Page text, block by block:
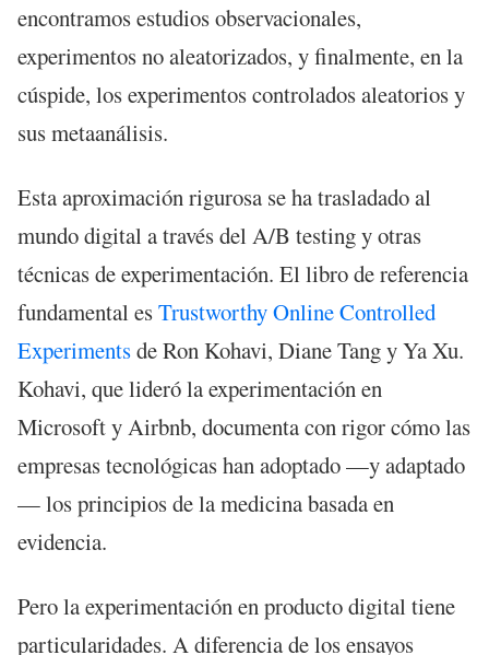
encontramos estudios observacionales,
experimentos no aleatorizados, y finalmente, en la
cúspide, los experimentos controlados aleatorios y
sus metaanálisis.
Esta aproximación rigurosa se ha trasladado al
mundo digital a través del A/B testing y otras
técnicas de experimentación. El libro de referencia
fundamental esTrustworthy Online Controlled
Experimentsde Ron Kohavi, Diane Tang y Ya Xu.
Kohavi, que lideró la experimentación en
Microsoft y Airbnb, documenta con rigor cómo las
empresas tecnológicas han adoptado —y adaptado
— los principios de la medicina basada en
evidencia.
Pero la experimentación en producto digital tiene
particularidades. A diferencia de los ensayos